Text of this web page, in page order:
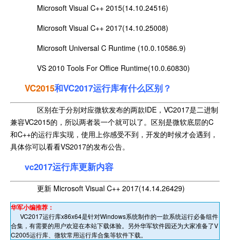
Microsoft Visual C++ 2015(14.10.24516)
Microsoft Visual C++ 2017(14.10.25008)
Microsoft Universal C Runtime (10.0.10586.9)
VS 2010 Tools For Office Runtime(10.0.60830)
VC2015和VC2017运行库有什么区别？
区别在于分别对应微软发布的两款IDE，VC2017是二进制
兼容VC2015的，所以两者装一个就可以了。区别是微软底层的C
和C++的运行库实现，使用上你感受不到，开发的时候才会遇到，
具体你可以看看VS2017的发布公告。
vc2017运行库更新内容
更新 Microsoft Visual C++ 2017(14.14.26429)
华军小编推荐：
VC2017运行库x86x64是针对Windows系统制作的一款系统运行必备组件
合集，有需要的用户欢迎在本站下载体验。另外华军软件园还为大家准备了V
C2005运行库、微软常用运行库合集等软件下载。